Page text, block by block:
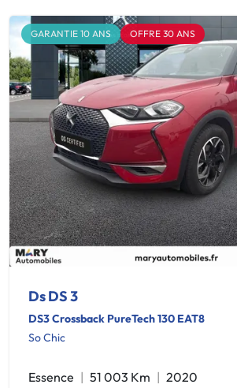
GARANTIE 10 ANS OFFRE 30 ANS
Ds DS 3
DS3 Crossback PureTech 130 EAT8
So Chic
Essence 51 003 Km
2020